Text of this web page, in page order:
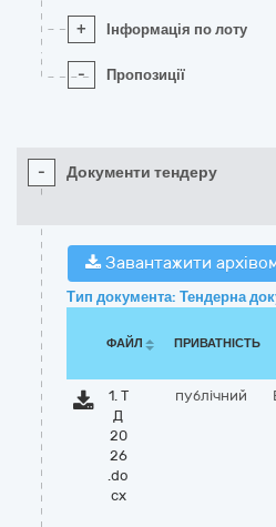
+ Інформація по лоту
- Пропозиції
- Документи тендеру
Завантажити
Тип документа: Тендерна
ФАЙЛ ПРИВАТНІСТЬ
1. Т
Д
20
26
.do
cx
публічний